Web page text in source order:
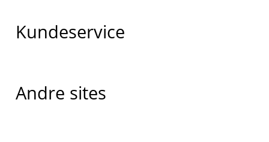
Kundeservice
Andre sites